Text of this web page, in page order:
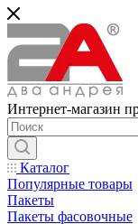
Интернет-магазин
Каталог
Популярные товары
Пакеты
Пакеты фасовочные